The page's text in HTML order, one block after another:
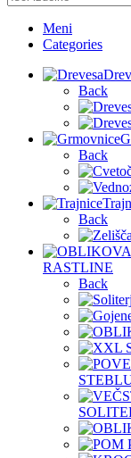
Meni
Categories
Back
Back
Back
RASTLINE
Back